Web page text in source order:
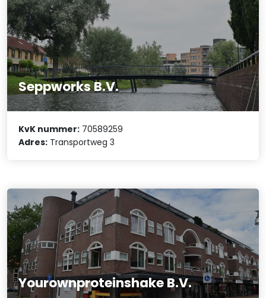
Seppworks B.V.
KvK nummer: 70589259
Adres: Transportweg 3
Yourownproteinshake B.V.